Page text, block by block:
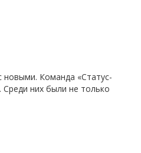
новыми. Команда «Статус-
них были не только